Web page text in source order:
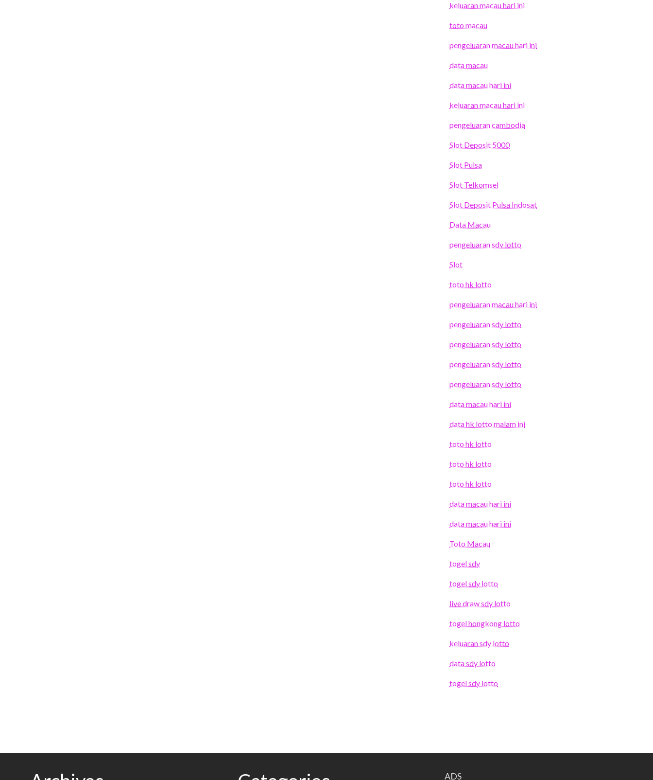
keluaran macau hari ini
toto macau
pengeluaran macau hari ini
data macau
data macau hari ini
keluaran macau hari ini
pengeluaran cambodia
Slot Deposit 5000
Slot Pulsa
Slot Telkomsel
Slot Deposit Pulsa Indosat
Data Macau
pengeluaran sdy lotto
Slot
toto hk lotto
pengeluaran macau hari ini
pengeluaran sdy lotto
pengeluaran sdy lotto
pengeluaran sdy lotto
pengeluaran sdy lotto
data macau hari ini
data hk lotto malam ini
toto hk lotto
toto hk lotto
toto hk lotto
data macau hari ini
data macau hari ini
Toto Macau
togel sdy
togel sdy lotto
live draw sdy lotto
togel hongkong lotto
keluaran sdy lotto
data sdy lotto
togel sdy lotto
ADS